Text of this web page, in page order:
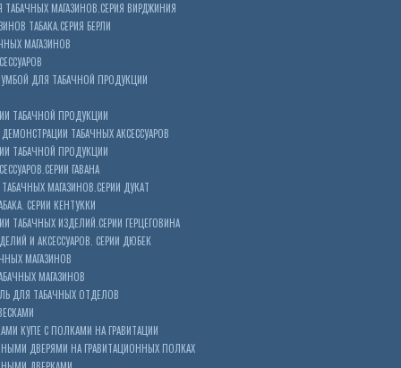
МАГАЗИНОВ.СЕРИЯ ВИРДЖИНИЯ
ТАБАКА.СЕРИЯ БЕРЛИ
МАГАЗИНОВ
ДЛЯ ТАБАЧНОЙ ПРОДУКЦИИ
ТАБАЧНОЙ ПРОДУКЦИИ
ТАБАЧНЫХ АКСЕССУАРОВ
ТАБАЧНОЙ ПРОДУКЦИИ
ГАВАНА
МАГАЗИНОВ.СЕРИИ ДУКАТ
СЕРИИ КЕНТУККИ
ТАБАЧНЫХ ИЗДЕЛИЙ.СЕРИИ ГЕРЦЕГОВИНА
И АКСЕССУАРОВ. СЕРИИ ДЮБЕК
МАГАЗИНОВ
МАГАЗИНОВ
ДЛЯ ТАБАЧНЫХ ОТДЕЛОВ
КУПЕ С ПОЛКАМИ НА ГРАВИТАЦИИ
ДВЕРЯМИ НА ГРАВИТАЦИОННЫХ ПОЛКАХ